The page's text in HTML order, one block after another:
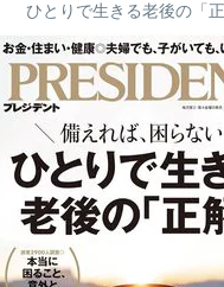
ひとりで生きる老後の「正